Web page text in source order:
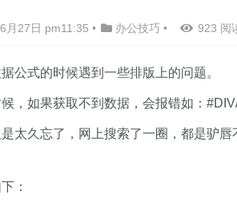
月27日 pm11:35 • 办公技巧 • 923 阅
公式的时候遇到一些排版上的问题。
，如果获取不到数据，会报错如：
太久忘了，网上搜索了一圈，都是驴
：